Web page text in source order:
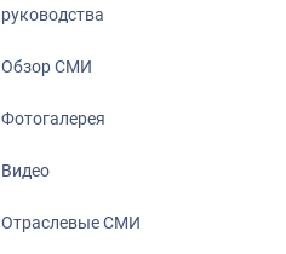
руководства
Обзор СМИ
Фотогалерея
Видео
Отраслевые СМИ